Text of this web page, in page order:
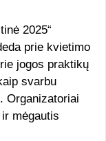
2025“
prie kvietimo
jogos praktikų
svarbu
Organizatoriai
mėgautis